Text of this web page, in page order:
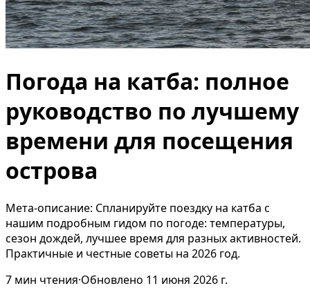
Погода на катба: полное
руководство по лучшему
времени для посещения
острова
Мета-описание: Спланируйте поездку на катба с
нашим подробным гидом по погоде: температуры,
сезон дождей, лучшее время для разных активностей.
Практичные и честные советы на 2026 год.
7 мин чтения·Обновлено 11 июня 2026 г.